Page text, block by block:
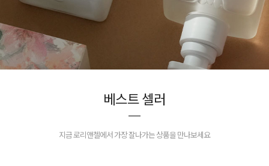
베스트 셀러
지금 로리앤첼에서 가장 잘나가는 상품을 만나보세요